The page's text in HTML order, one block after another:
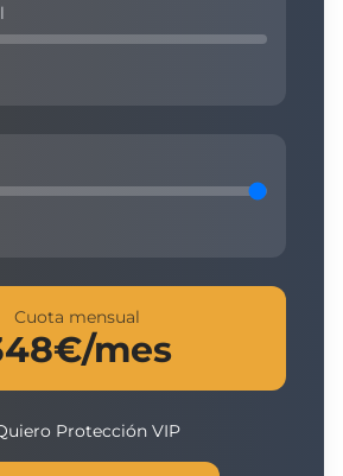
Cuota mensual
€/mes
Protección VIP